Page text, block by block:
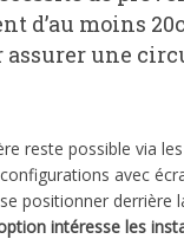
d’au moins
assurer une
reste possible via
avec
positionner derrière
intéresse les